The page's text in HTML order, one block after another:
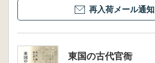
再入荷メール通知
東国の古代官衙